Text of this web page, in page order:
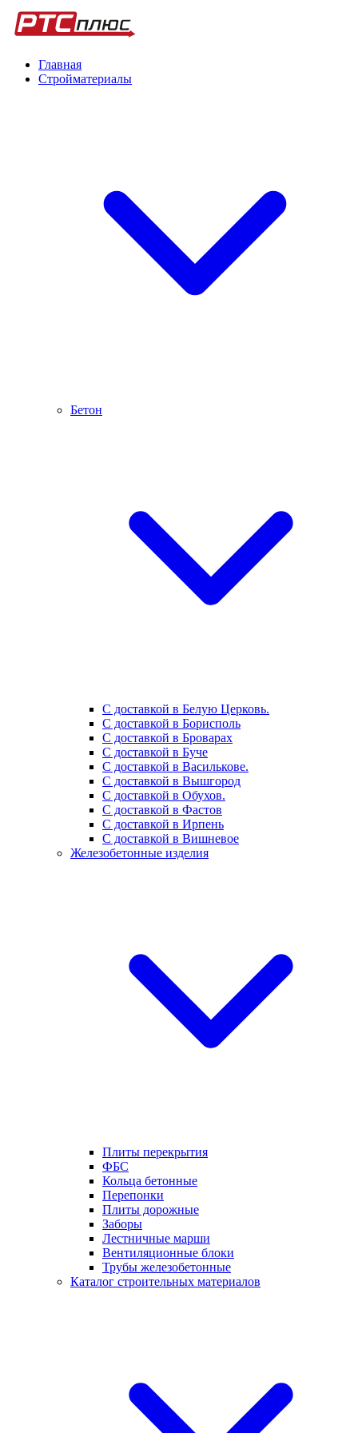
Главная
Стройматериалы
Бетон
С доставкой в Белую Церковь.
С доставкой в Борисполь
С доставкой в Броварах
С доставкой в Буче
С доставкой в Василькове.
С доставкой в Вышгород
С доставкой в Обухов.
С доставкой в Фастов
С доставкой в Ирпень
С доставкой в Вишневое
Железобетонные изделия
Плиты перекрытия
ФБС
Кольца бетонные
Перепонки
Плиты дорожные
Заборы
Лестничные марши
Вентиляционные блоки
Трубы железобетонные
Каталог строительных материалов